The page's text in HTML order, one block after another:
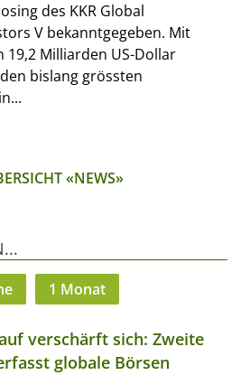
des KKR Global
V bekanntgegeben. Mit
19,2 Milliarden US-Dollar
bislang grössten
«NEWS»
1 Monat
verschärft sich: Zweite
globale Börsen